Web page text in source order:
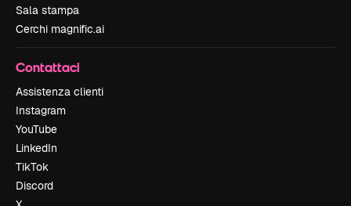
Sala stampa
Cerchi magnific.ai
Contattaci
Assistenza clienti
Instagram
YouTube
LinkedIn
TikTok
Discord